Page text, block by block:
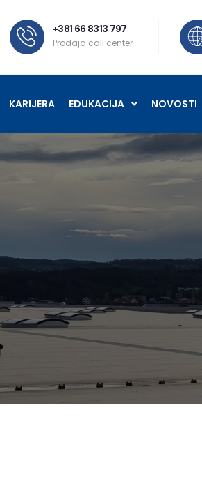
+381 66 8313 797
Prodaja call center
KARIJERA EDUKACIJA NOVOSTI